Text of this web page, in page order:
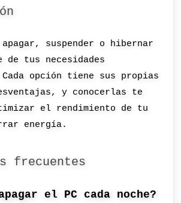
suspender o hibernar
de tus necesidades
opción tiene sus propias
y conocerlas te
el rendimiento de tu
energía.
frecuentes
el PC cada noche?